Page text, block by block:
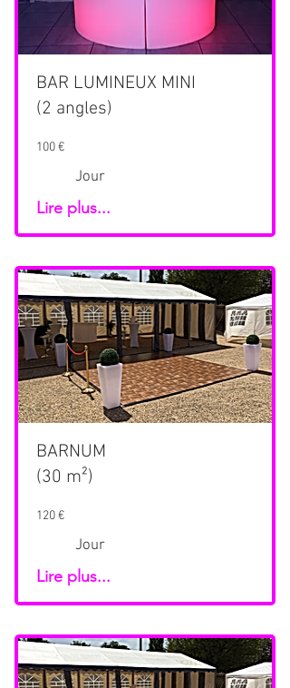
BAR LUMINEUX MINI
(2 angles)
100 €
Jour
Lire plus...
BARNUM
(30 m²)
120 €
Jour
Lire plus...